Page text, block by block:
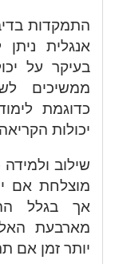
התמקדות
אנגלית
בעיקר על
ממשיכים
כדוגמת
יכולות
שילוב
מוצלחת אם
אך בגלל
מארבעת
יותר זמן אם